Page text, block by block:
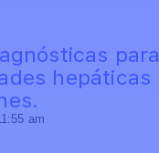
para
hepáticas
am